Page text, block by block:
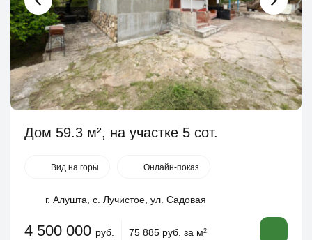
Дом 59.3 м², на участке 5 сот.
Вид на горы Онлайн-показ
г. Алушта, с. Лучистое, ул. Садовая
4 500 000 руб. 75 885 руб. за м2